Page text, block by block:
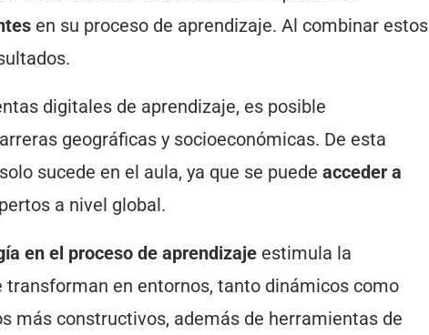
en su proceso de aprendizaje. Al combinar estos
digitales de aprendizaje, es posible
geográficas y socioeconómicas. De esta
sucede en el aula, ya que se puede acceder a
a nivel global.
en el proceso de aprendizaje estimula la
en entornos, tanto dinámicos como
más constructivos, además de herramientas de